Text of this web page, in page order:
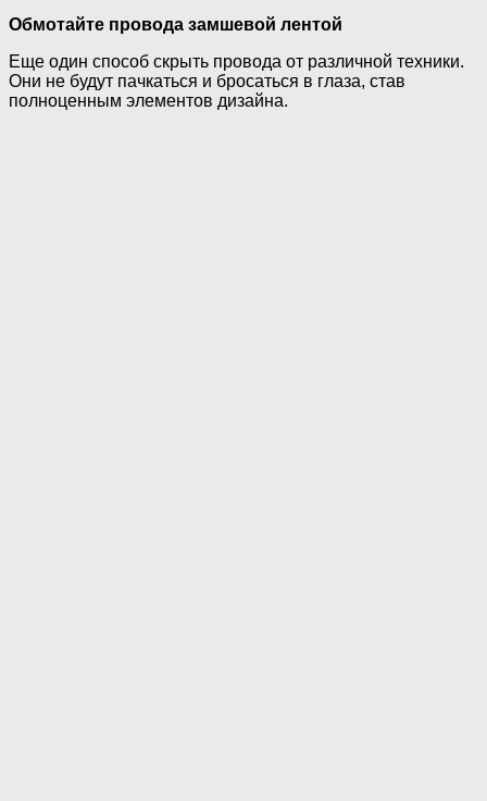
Обмотайте провода замшевой лентой
Еще один способ скрыть провода от различной техники.
Они не будут пачкаться и бросаться в глаза, став
полноценным элементов дизайна.